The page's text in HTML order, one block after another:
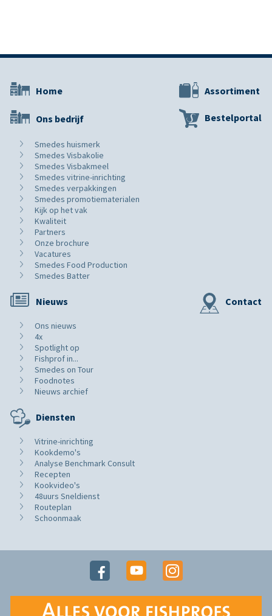
Home
Ons bedrijf
Smedes huismerk
Smedes Visbakolie
Smedes Visbakmeel
Smedes vitrine-inrichting
Smedes verpakkingen
Smedes promotiematerialen
Kijk op het vak
Kwaliteit
Partners
Onze brochure
Vacatures
Smedes Food Production
Smedes Batter
Assortiment
Bestelportal
Nieuws
Ons nieuws
4x
Spotlight op
Fishprof in...
Smedes on Tour
Foodnotes
Nieuws archief
Diensten
Vitrine-inrichting
Kookdemo's
Analyse Benchmark Consult
Recepten
Kookvideo's
48uurs Sneldienst
Routeplan
Schoonmaak
Contact